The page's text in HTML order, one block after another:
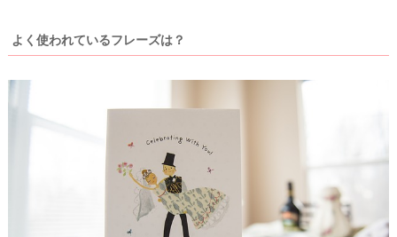
よく使われているフレーズは？
フ